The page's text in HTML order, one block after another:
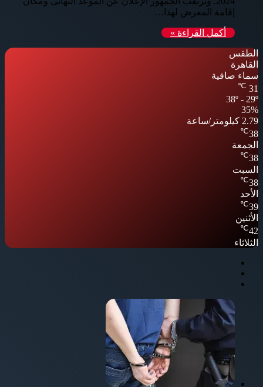
إقامة المعرض لهذا…
أكمل القراءة »
الطقس
القاهرة
سماء صافية
31
℃
38º - 29º
35%
2.79 كيلومتر/ساعة
38
℃
الجمعة
38
℃
السبت
38
℃
الأحد
39
℃
الأثنين
42
℃
الثلاثاء